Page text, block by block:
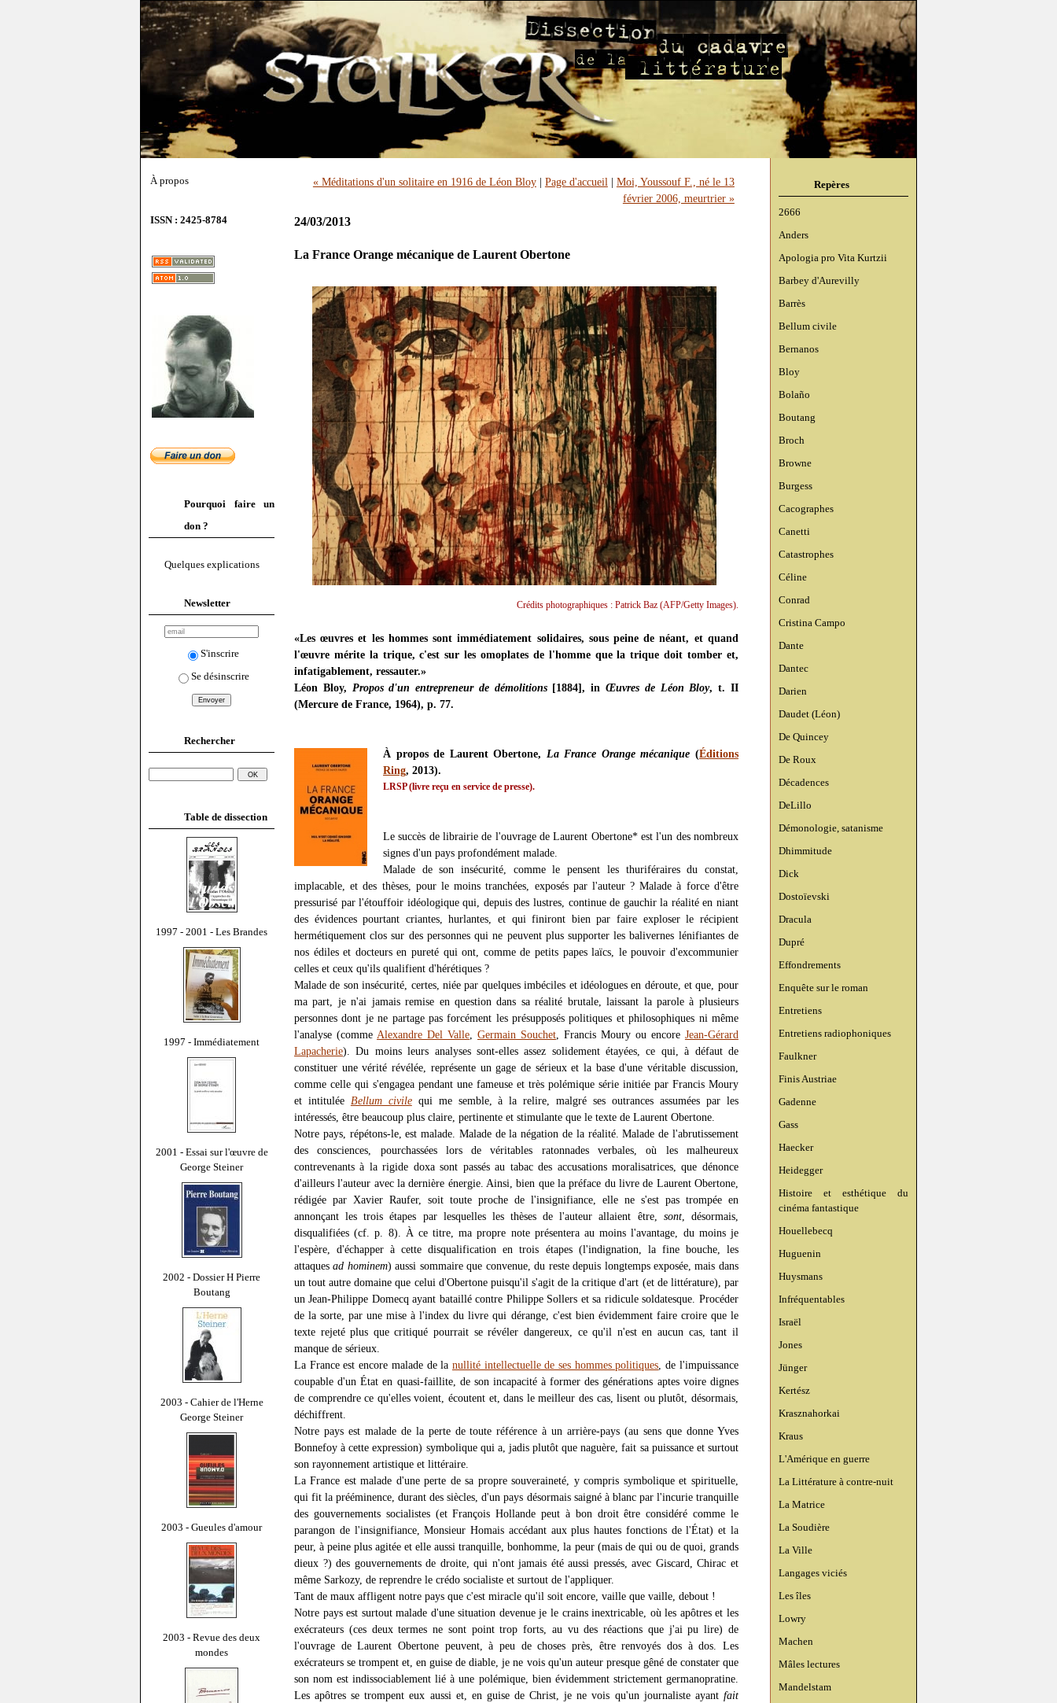
À propos
ISSN : 2425-8784
Pourquoi faire un
don ?
Quelques explications
Newsletter
S'inscrire
Se désinscrire
Rechercher
Table de dissection
1997 - 2001 - Les Brandes
1997 - Immédiatement
2001 - Essai sur l'œuvre de
George Steiner
2002 - Dossier H Pierre
Boutang
2003 - Cahier de l'Herne
George Steiner
2003 - Gueules d'amour
2003 - Revue des deux
mondes
Repères
2666
Anders
Apologia pro Vita Kurtzii
Barbey d'Aurevilly
Barrès
Bellum civile
Bernanos
Bloy
Bolaño
Boutang
Broch
Browne
Burgess
Cacographes
Canetti
Catastrophes
Céline
Conrad
Cristina Campo
Dante
Dantec
Darien
Daudet (Léon)
De Quincey
De Roux
Décadences
DeLillo
Démonologie, satanisme
Dhimmitude
Dick
Dostoïevski
Dracula
Dupré
Effondrements
Enquête sur le roman
Entretiens
Entretiens radiophoniques
Faulkner
Finis Austriae
Gadenne
Gass
Haecker
Heidegger
Histoire et esthétique du
cinéma fantastique
Houellebecq
Huguenin
Huysmans
Infréquentables
Israël
Jones
Jünger
Kertész
Krasznahorkai
Kraus
L'Amérique en guerre
La Littérature à contre-nuit
La Matrice
La Soudière
La Ville
Langages viciés
Les îles
Lowry
Machen
Mâles lectures
Mandelstam
« Méditations d'un solitaire en 1916 de Léon Bloy| Page d'accueil | Moi, Youssouf F., né le 13
février 2006, meurtrier »
24/03/2013
La France Orange mécanique de Laurent Obertone
Crédits photographiques : Patrick Baz (AFP/Getty Images).
«Les œuvres et les hommes sont immédiatement solidaires, sous peine de néant, et quand
l'œuvre mérite la trique, c'est sur les omoplates de l'homme que la trique doit tomber et,
infatigablement, ressauter.»
Léon Bloy, Propos d'un entrepreneur de démolitions[1884], inŒuvres de Léon Bloy, t. II
(Mercure de France, 1964), p. 77.
À propos de Laurent Obertone, La France Orange mécanique (Éditions
Ring, 2013).
LRSP (livre reçu en service de presse).
Le succès de librairie de l'ouvrage de Laurent Obertone* est l'un des nombreux
signes d'un pays profondément malade.
Malade de son insécurité, comme le pensent les thuriféraires du constat,
implacable, et des thèses, pour le moins tranchées, exposés par l'auteur ? Malade à force d'être
pressurisé par l'étouffoir idéologique qui, depuis des lustres, continue de gauchir la réalité en niant
des évidences pourtant criantes, hurlantes, et qui finiront bien par faire exploser le récipient
hermétiquement clos sur des personnes qui ne peuvent plus supporter les balivernes lénifiantes de
nos édiles et docteurs en pureté qui ont, comme de petits papes laïcs, le pouvoir d'excommunier
celles et ceux qu'ils qualifient d'hérétiques ?
Malade de son insécurité, certes, niée par quelques imbéciles et idéologues en déroute, et que, pour
ma part, je n'ai jamais remise en question dans sa réalité brutale, laissant la parole à plusieurs
personnes dont je ne partage pas forcément les présupposés politiques et philosophiques ni même
l'analyse (comme Alexandre Del Valle, Germain Souchet, Francis Moury ou encore Jean-Gérard
Lapacherie). Du moins leurs analyses sont-elles assez solidement étayées, ce qui, à défaut de
constituer une vérité révélée, représente un gage de sérieux et la base d'une véritable discussion,
comme celle qui s'engagea pendant une fameuse et très polémique série initiée par Francis Moury
et intitulée Bellum civilequi me semble, à la relire, malgré ses outrances assumées par les
intéressés, être beaucoup plus claire, pertinente et stimulante que le texte de Laurent Obertone.
Notre pays, répétons-le, est malade. Malade de la négation de la réalité. Malade de l'abrutissement
des consciences, pourchassées lors de véritables ratonnades verbales, où les malheureux
contrevenants à la rigide doxa sont passés au tabac des accusations moralisatrices, que dénonce
d'ailleurs l'auteur avec la dernière énergie. Ainsi, bien que la préface du livre de Laurent Obertone,
rédigée par Xavier Raufer, soit toute proche de l'insignifiance, elle ne s'est pas trompée en
annonçant les trois étapes par lesquelles les thèses de l'auteur allaient être, sont, désormais,
disqualifiées (cf. p. 8). À ce titre, ma propre note présentera au moins l'avantage, du moins je
l'espère, d'échapper à cette disqualification en trois étapes (l'indignation, la fine bouche, les
attaquesad hominem) aussi sommaire que convenue, du reste depuis longtemps exposée, mais dans
un tout autre domaine que celui d'Obertone puisqu'il s'agit de la critique d'art (et de littérature), par
un Jean-Philippe Domecq ayant bataillé contre Philippe Sollers et sa ridicule soldatesque. Procéder
de la sorte, par une mise à l'index du livre qui dérange, c'est bien évidemment faire croire que le
texte rejeté plus que critiqué pourrait se révéler dangereux, ce qu'il n'est en aucun cas, tant il
manque de sérieux.
La France est encore malade de la nullité intellectuelle de ses hommes politiques , de l'impuissance
coupable d'un État en quasi-faillite, de son incapacité à former des générations aptes voire dignes
de comprendre ce qu'elles voient, écoutent et, dans le meilleur des cas, lisent ou plutôt, désormais,
déchiffrent.
Notre pays est malade de la perte de toute référence à un arrière-pays (au sens que donne Yves
Bonnefoy à cette expression) symbolique qui a, jadis plutôt que naguère, fait sa puissance et surtout
son rayonnement artistique et littéraire.
La France est malade d'une perte de sa propre souveraineté, y compris symbolique et spirituelle,
qui fit la prééminence, durant des siècles, d'un pays désormais saigné à blanc par l'incurie tranquille
des gouvernements socialistes (et François Hollande peut à bon droit être considéré comme le
parangon de l'insignifiance, Monsieur Homais accédant aux plus hautes fonctions de l'État) et la
peur, à peine plus agitée et elle aussi tranquille, bonhomme, la peur (mais de qui ou de quoi, grands
dieux ?) des gouvernements de droite, qui n'ont jamais été aussi pressés, avec Giscard, Chirac et
même Sarkozy, de reprendre le crédo socialiste et surtout de l'appliquer.
Tant de maux affligent notre pays que c'est miracle qu'il soit encore, vaille que vaille, debout !
Notre pays est surtout malade d'une situation devenue je le crains inextricable, où les apôtres et les
exécrateurs (ces deux termes ne sont point trop forts, au vu des réactions que j'ai pu lire) de
l'ouvrage de Laurent Obertone peuvent, à peu de choses près, être renvoyés dos à dos. Les
exécrateurs se trompent et, en guise de diable, je ne vois qu'un auteur presque gêné de constater que
son nom est indissociablement lié à une polémique, bien évidemment strictement germanopratine.
Les apôtres se trompent eux aussi et, en guise de Christ, je ne vois qu'un journaliste ayant fait